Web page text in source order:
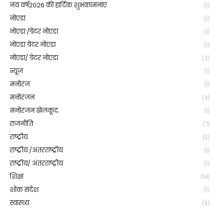
नव वर्ष2026 की हार्दिक शुभकामनाएं (1)
नोएडा (1)
नोएडा /ग्रेटर नोएडा (1)
नोएडा ग्रेटर नोएडा (1)
नोएडा/ ग्रेटर नोएडा (3)
न्यूज (1)
मनोरंज (1)
मनोरंजन (3)
मनोरंजन खेलकूद (1)
राजनीति (7)
राष्ट्रीय (2)
राष्ट्रीय /अंतरराष्ट्रीय (1)
राष्ट्रीय/ अंतरराष्ट्रीय (1)
शिक्षा (14)
शोक संदेश (1)
स्वास्थ्य (6)